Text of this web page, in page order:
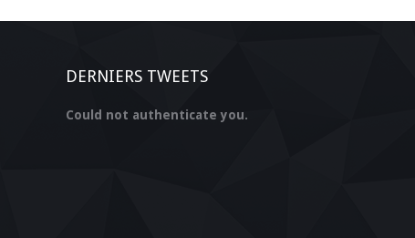
DERNIERS TWEETS
Could not authenticate you.